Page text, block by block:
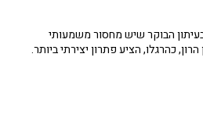
הבוקר שיש מחסור משמעותי
כהרגלו, הציע פתרון יצירתי ביותר.